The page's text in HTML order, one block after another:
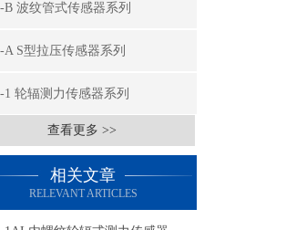
B 波纹管式传感器系列
A S型拉压传感器系列
1 轮辐测力传感器系列
查看更多 >>
相关文章
RELEVANT ARTICLES